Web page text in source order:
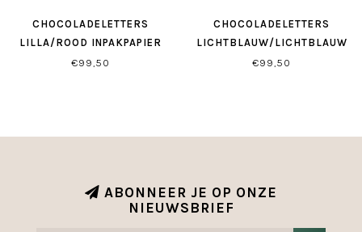
CHOCOLADELETTERS
LILLA/ROOD INPAKPAPIER
€99,50
CHOCOLADELETTERS
LICHTBLAUW/LICHTBLAUW
INPAKPAPIER
€99,50
ABONNEER JE OP ONZE
NIEUWSBRIEF